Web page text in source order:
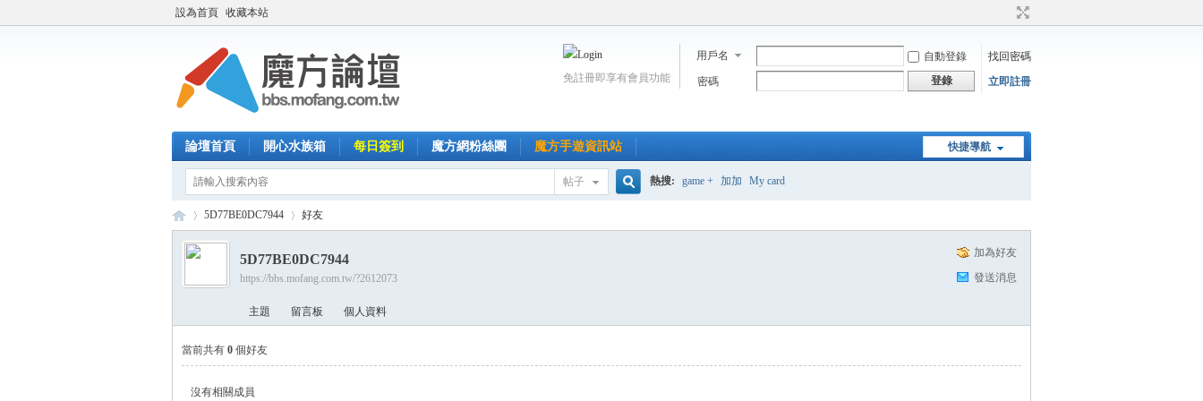
設為首頁 收藏本站
用戶名 自動登錄
找回密碼
密碼
登錄 立即註冊
免註冊即享有會員功能
快捷導航
論壇首頁 開心水族箱 每日簽到 魔方網粉絲團 魔方手遊資訊站
帖子 熱搜: game + 加加 My card
›
5D77BE0DC7944 好友
加為好友
發送消息
5D77BE0DC7944
https://bbs.mofang.com.tw/?2612073
主題 留言板 個人資料
當前共有 0 個好友
沒有相關成員